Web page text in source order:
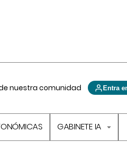
nuestra comunidad Entra
GABINETE IA